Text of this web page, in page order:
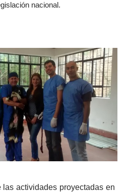
nacional.​
actividades proyectadas en